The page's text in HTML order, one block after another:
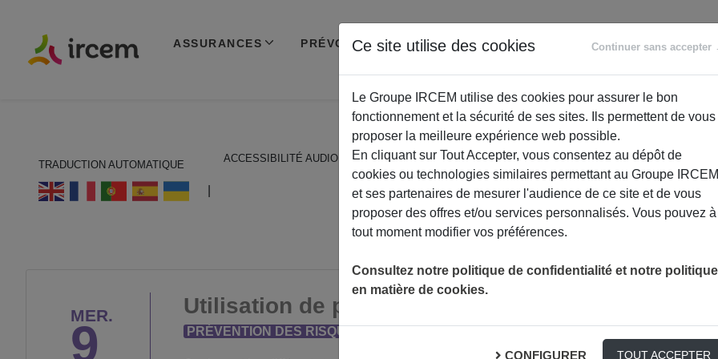
ASSURANCES PRÉVOYANCE RETRAITE
ACCOMPAGNEMENT
TRADUCTION AUTOMATIQUE
ACCESSIBILITÉ AUDIO
MER.
9
Utilisation de produits ménagers écologiques
PRÉVENTION DES RISQUES PROFESSIONNELS
Ce site utilise des cookies Continuer sans accepter
Le Groupe IRCEM utilise des cookies pour assurer le bon
fonctionnement et la sécurité de ses sites. Ils permettent de vous
proposer la meilleure expérience web possible.
En cliquant sur Tout Accepter, vous consentez au dépôt de
cookies ou technologies similaires permettant au Groupe IRCEM
et ses partenaires de mesurer l'audience de ce site et de vous
proposer des offres et/ou services personnalisés. Vous pouvez à
tout moment modifier vos préférences.
Consultez notre politique de confidentialité et notre politique
en matière de cookies.
CONFIGURER TOUT ACCEPTER